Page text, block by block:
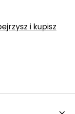
i kupisz